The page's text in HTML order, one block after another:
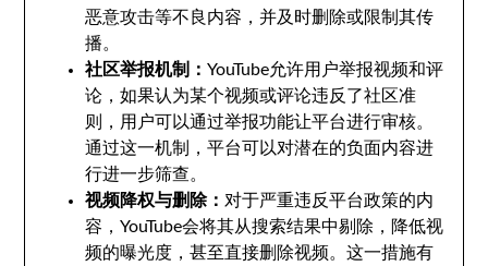
恶意攻击等不良内容，并及时删除或限制其传
播。
社区举报机制：YouTube允许用户举报视频和评
论，如果认为某个视频或评论违反了社区准
则，用户可以通过举报功能让平台进行审核。
通过这一机制，平台可以对潜在的负面内容进
行进一步筛查。
视频降权与删除： 对于严重违反平台政策的内
容，YouTube会将其从搜索结果中剔除，降低视
频的曝光度，甚至直接删除视频。这一措施有